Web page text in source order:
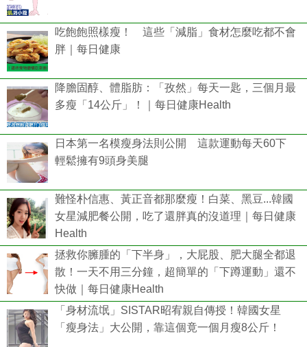
吃飽飽照樣瘦！ 這些「減脂」食材怎麼吃都不會
胖｜每日健康
降膽固醇、體脂肪：「孜然」每天一匙，三個月最
多瘦「14公斤」！｜每日健康Health
日本第一名模瘦身法則公開 這款運動每天60下
輕鬆擁有9頭身美腿
難怪朴信惠、黃正音都那麼瘦！白菜、黑豆...韓國
女星減肥餐公開，吃了還胖真的沒道理｜每日健康
Health
拯救你臃腫的「下半身」，大屁股、肥大腿全都退
散！一天不用三分鐘，超簡單的「下蹲運動」還不
快做｜每日健康Health
「身材流氓」SISTAR昭宥親自傳授！韓國女星
「瘦身法」大公開，靠這個竟一個月瘦8公斤！